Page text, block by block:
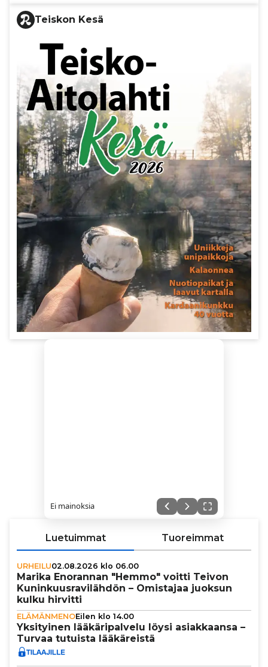
Teiskon Kesä
Ei mainoksia
Luetuimmat Tuoreimmat
URHEILU02.08.2026 klo 06.00
Marika Enorannan "Hemmo" voitti Teivon
Kunin­kuus­ra­vi­läh­dön – Omistajaa juoksun
kulku hirvitti
ELÄMÄNMENOEilen klo 14.00
Yksi­tyi­nen lää­kä­ri­pal­velu löysi asi­ak­kaansa –
Turvaa tutuista lää­kä­reistä